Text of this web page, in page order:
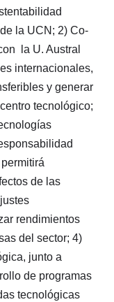
la UCN; 2) Co-
la U. Austral
internacionales,
y generar
tecnológico;
de las
rendimientos
del sector; 4)
junto a
de programas
tecnológicas